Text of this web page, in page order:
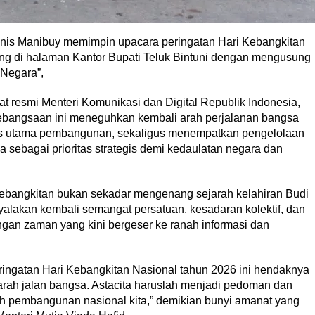
Manibuy memimpin upacara peringatan Hari Kebangkitan
di halaman Kantor Bupati Teluk Bintuni dengan mengusung
resmi Menteri Komunikasi dan Digital Republik Indonesia,
ini meneguhkan kembali arah perjalanan bangsa
pembangunan, sekaligus menempatkan pengelolaan
sebagai prioritas strategis demi kedaulatan negara dan
bukan sekadar mengenang sejarah kelahiran Budi
kembali semangat persatuan, kesadaran kolektif, dan
zaman yang kini bergeser ke ranah informasi dan
Hari Kebangkitan Nasional tahun 2026 ini hendaknya
jalan bangsa. Astacita haruslah menjadi pedoman dan
pembangunan nasional kita,” demikian bunyi amanat yang